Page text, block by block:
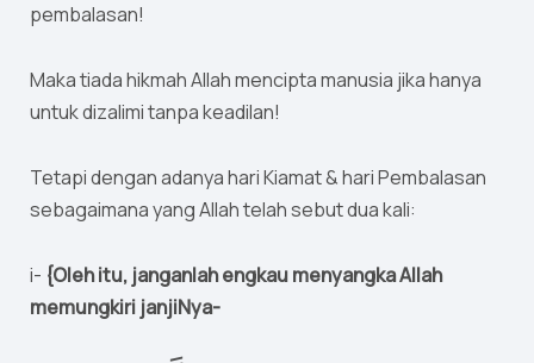
pembalasan!
Maka tiada hikmah Allah mencipta manusia jika hanya
untuk dizalimi tanpa keadilan!
Tetapi dengan adanya hari Kiamat & hari Pembalasan
sebagaimana yang Allah telah sebut dua kali:
i- {Oleh itu, janganlah engkau menyangka Allah
memungkiri janjiNya-